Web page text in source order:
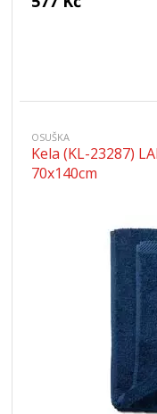
OSUŠKA
Kela (KL-23287)
70x140cm